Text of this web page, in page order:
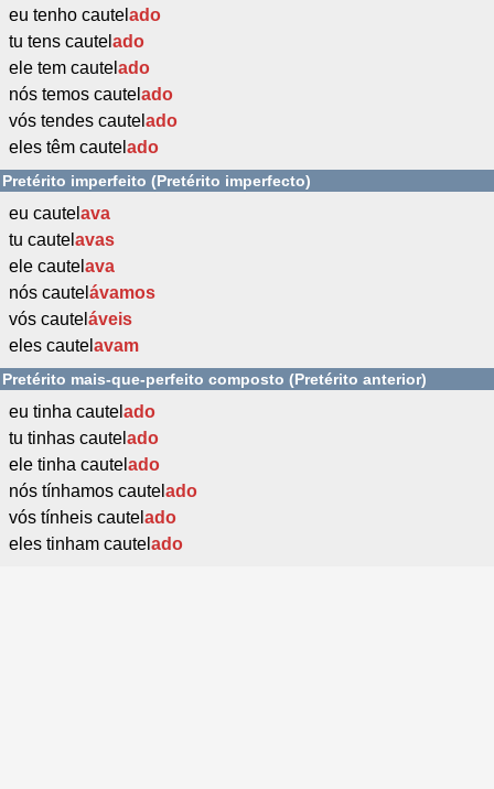
eu tenho cautel ado
tu tens cautel ado
ele tem cautel ado
nós temos cautel ado
vós tendes cautel ado
eles têm cautel ado
Pretérito imperfeito (Pretérito imperfecto)
eu cautel ava
tu cautel avas
ele cautel ava
nós cautel ávamos
vós cautel áveis
eles cautel avam
Pretérito mais-que-perfeito composto (Pretérito anterior)
eu tinha cautel ado
tu tinhas cautel ado
ele tinha cautel ado
nós tínhamos cautel ado
vós tínheis cautel ado
eles tinham cautel ado